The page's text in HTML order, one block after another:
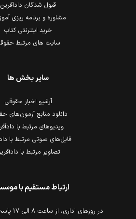
ارتباط مستقیم با
در روزهای اداری، از ساعت 8 الی 17 پاسخگوی شما هستیم.
قبول شدگان دادآفرین
مشاوره و برنامه ریزی
خرید اینترنتی کتاب
سایت های مرتبط
سایر بخش ها
آرشیو اخبار حقوقی
دانلود منابع آزمون‌های
ویدیوهای مرتبط با
فایل‌های صوتی مرتبط با
تصاویر مرتبط با